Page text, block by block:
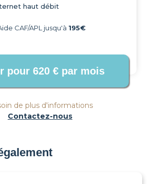
haut débit
CAF/APL jusqu'à 195€
de plus d'informations
Contactez-nous